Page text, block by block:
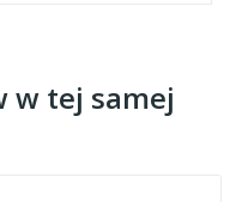
w tej samej